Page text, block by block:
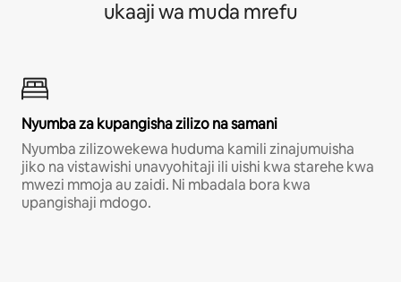
ukaaji wa muda mrefu
Nyumba za kupangisha zilizo na samani
Nyumba zilizowekewa huduma kamili zinajumuisha
jiko na vistawishi unavyohitaji ili uishi kwa starehe kwa
mwezi mmoja au zaidi. Ni mbadala bora kwa
upangishaji mdogo.